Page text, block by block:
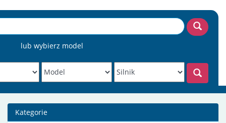
lub wybierz model
Kategorie